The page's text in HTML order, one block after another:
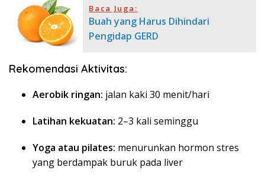
Baca Juga:
Buah yang Harus Dihindari
Pengidap GERD
Rekomendasi Aktivitas:
Aerobik ringan: jalan kaki 30 menit/hari
Latihan kekuatan: 2–3 kali seminggu
Yoga atau pilates: menurunkan hormon stres
yang berdampak buruk pada liver